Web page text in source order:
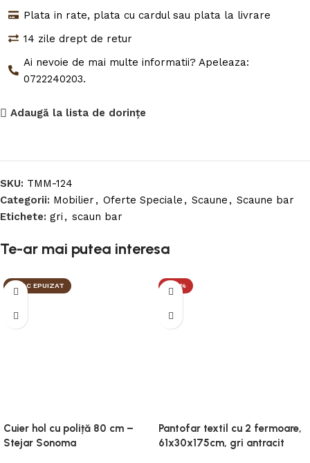
Plata in rate, plata cu cardul sau plata la livrare
14 zile drept de retur
Ai nevoie de mai multe informatii? Apeleaza:
0722240203.
Adaugă la lista de dorințe
SKU: TMM-124
Categorii: Mobilier, Oferte Speciale , Scaune , Scaune bar
Etichete: gri , scaun bar
Te-ar mai putea interesa
STOC EPUIZAT
Cuier hol cu poliță 80 cm –
Stejar Sonoma
-20%
Pantofar textil cu 2 fermoare,
61x30x175cm, gri antracit